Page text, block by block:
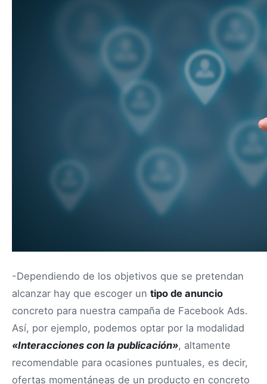
-Dependiendo de los objetivos que se pretendan
alcanzar hay que escoger un tipo de anuncio
concreto para nuestra campaña de Facebook Ads.
Así, por ejemplo, podemos optar por la modalidad
«Interacciones con la publicación», altamente
recomendable para ocasiones puntuales, es decir,
ofertas momentáneas de un producto en concreto